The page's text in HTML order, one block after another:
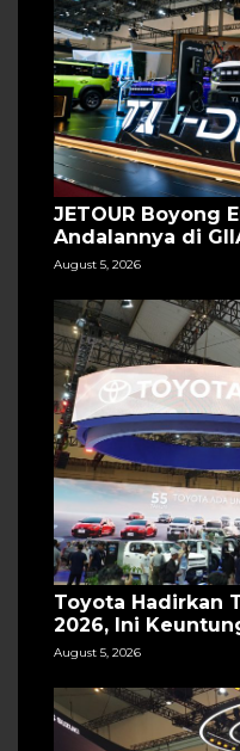
JETOUR Boyong
Andalannya di
August 5, 2026
Toyota Hadirkan
2026, Ini
August 5, 2026